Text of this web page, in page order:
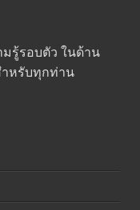
มรู้รอบตัว ในด้าน
ำหรับทุกท่าน